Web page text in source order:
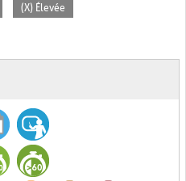
(X) Élevée